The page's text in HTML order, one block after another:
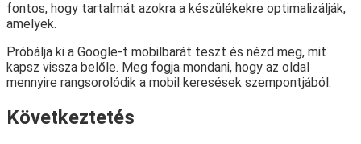
fontos, hogy tartalmát azokra a készülékekre optimalizálják,
amelyek.
Próbálja ki a Google-t mobilbarát teszt és nézd meg, mit
kapsz vissza belőle. Meg fogja mondani, hogy az oldal
mennyire rangsorolódik a mobil keresések szempontjából.
Következtetés